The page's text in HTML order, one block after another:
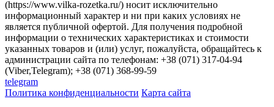
(https://www.vilka-rozetka.ru/) носит исключительно
информационный характер и ни при каких условиях не
является публичной офертой. Для получения подробной
информации о технических характеристиках и стоимости
указанных товаров и (или) услуг, пожалуйста, обращайтесь к
администрации сайта по телефонам: +38 (071) 317-04-94
(Viber,Telegram); +38 (071) 368-99-59
telegram
Политика конфиденциальности Карта сайта